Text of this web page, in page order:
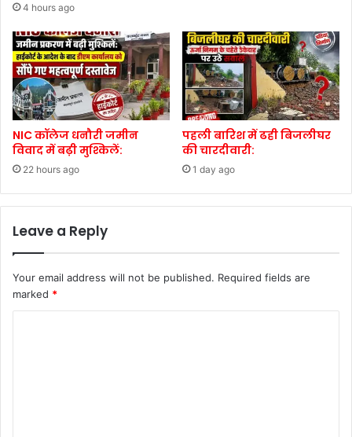
4 hours ago
NIC कॉलेज धनौरी जमीन
विवाद में बढ़ी मुश्किलें:
22 hours ago
पहली बारिश में ढही बिजलीघर
की चारदीवारी:
1 day ago
Leave a Reply
Your email address will not be published. Required fields are
marked *